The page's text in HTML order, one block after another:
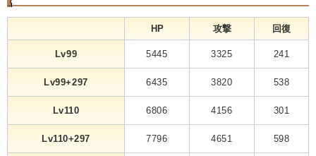
HP 攻撃 回復
Lv99 5445 3325 241
Lv99+297 6435 3820 538
Lv110 6806 4156 301
Lv110+297 7796 4651 598